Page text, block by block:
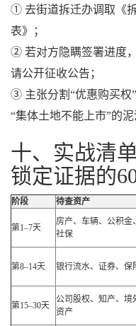
① 去街道拆迁办调取《
表》；
② 若对方隐瞒签署进度
请公开征收公告；
③ 主张分割“优惠购买权
“集体土地不能上市”的泥
十、实战清
锁定证据的
阶段 待查资产
第1–7天
房产、车辆、公积金、
社保
第8–14天 银行流水、证券、保
第15–30天
公司股权、知产、境
资产